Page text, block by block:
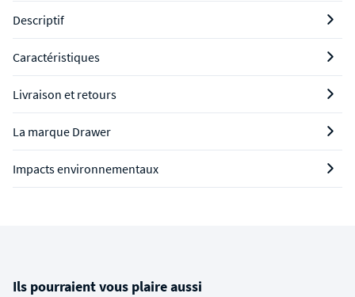
Descriptif
Caractéristiques
Livraison et retours
La marque Drawer
Impacts environnementaux
Ils pourraient vous plaire aussi